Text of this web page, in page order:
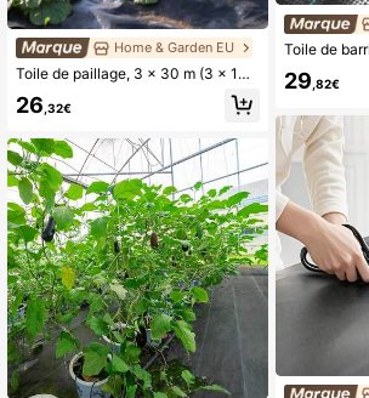
Home & Garden EU
Toile de paillage, 3 x 30 m (3 x 100 pi), toile de jardin robuste, toile de contrôle tissée en polypropylène, toile pour allée, géotextile pour aménagement paysager, couvre-sol, tapis de blocage, noir
26 ,32€
29 ,82€